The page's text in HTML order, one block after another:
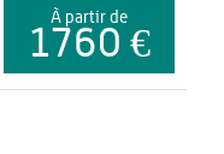
À partir de
1760 €